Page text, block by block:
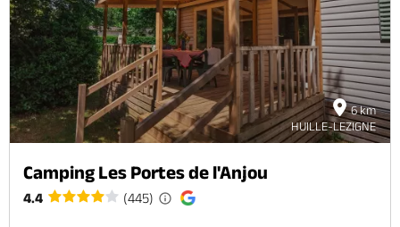
6 km
HUILLE-LEZIGNE
Camping Les Portes de l'Anjou
4.4 (445)